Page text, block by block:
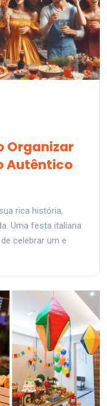
Organizar
Autêntico
rica história,
Uma festa italiana
celebrar um e